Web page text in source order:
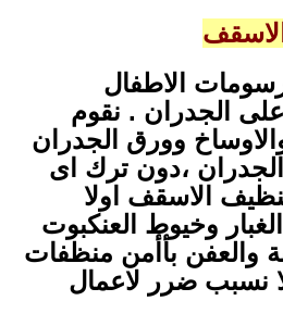
الاطفال
الجدران . نقوم
والاوساخ وورق الجدران
،دون ترك اى
الاسقف اولا
وخيوط العنكبوت
والعفن بأأمن منظفات
نسبب ضرر لاعمال